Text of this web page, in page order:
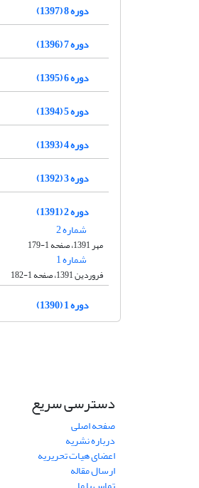
دوره 8 (1397)
دوره 7 (1396)
دوره 6 (1395)
دوره 5 (1394)
دوره 4 (1393)
دوره 3 (1392)
دوره 2 (1391)
شماره 2
مهر 1391، صفحه 1-179
شماره 1
فروردین 1391، صفحه 1-182
دوره 1 (1390)
دسترسی سریع
صفحه اصلی
درباره نشریه
اعضای هیات تحریریه
ارسال مقاله